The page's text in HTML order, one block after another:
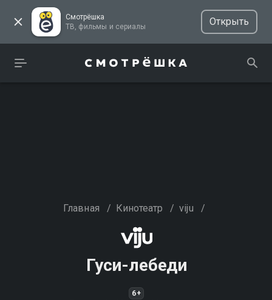
Смотрёшка
ТВ, фильмы и сериалы
Открыть
Главная / Кинотеатр / viju /
Гуси-лебеди
6+